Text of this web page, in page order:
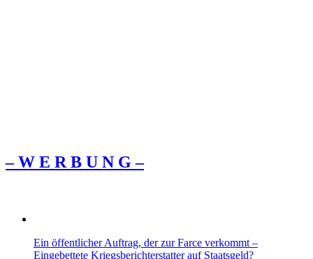
– W Ε R Β U Ν G –
Ein öffentlicher Auftrag, der zur Farce verkommt –
Eingebettete Kriegsberichterstatter auf Staatsgeld?